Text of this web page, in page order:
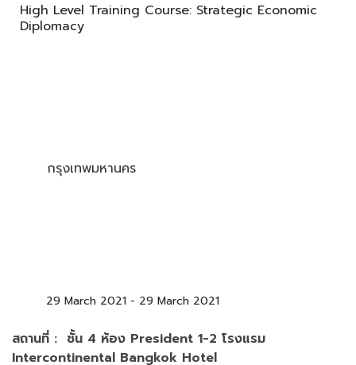
High Level Training Course: Strategic Economic
Diplomacy
กรุงเทพมหานคร
29 March 2021 - 29 March 2021
สถานที่ : ชั้น 4 ห้อง President 1-2 โรงแรม
Intercontinental Bangkok Hotel